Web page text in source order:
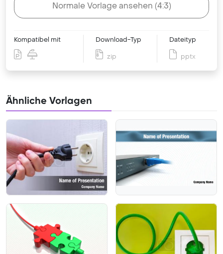
Normale Vorlage ansehen (4:3)
Kompatibel mit Download-Typ
zip
Dateityp
pptx
Ähnliche Vorlagen